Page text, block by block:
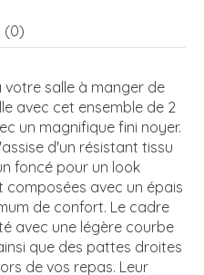
(0)
votre salle à manger de
avec cet ensemble de 2
un magnifique fini noyer.
d'un résistant tissu
foncé pour un look
composées avec un épais
de confort. Le cadre
avec une légère courbe
que des pattes droites
de vos repas. Leur